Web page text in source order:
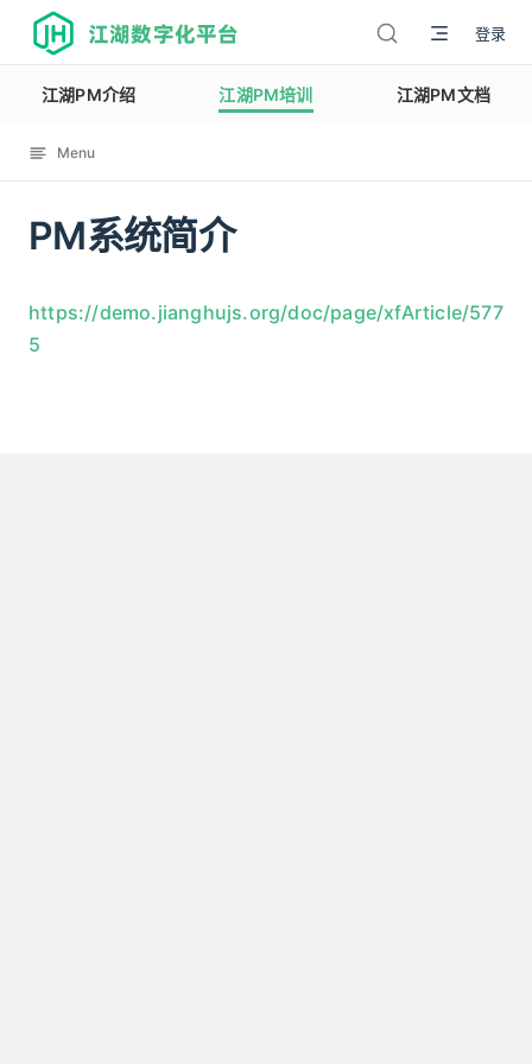
江湖数字化平台 登录
江湖PM介绍 江湖PM培训 江湖PM文档
Menu
PM系统简介
12137
https://demo.jianghujs.org/doc/page/xfArticle/577
5